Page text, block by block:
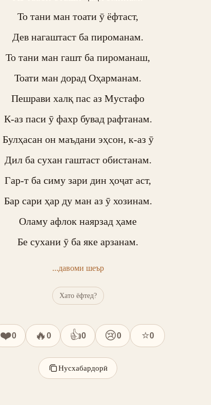
То тани ман тоати ӯ ёфтаст,
Дев нагаштаст ба пироманам.
То тани ман гашт ба пироманаш,
Тоати ман дорад Оҳарманам.
Пешрави халқ пас аз Мустафо
К-аз паси ӯ фахр бувад рафтанам.
Булҳасан он маъдани эҳсон, к-аз ӯ
Дил ба сухан гаштаст обистанам.
Гар-т ба симу зари дин ҳоҷат аст,
Бар сари ҳар ду ман аз ӯ хозинам.
Оламу афлок наярзад ҳаме
Бе сухани ӯ ба яке арзанам.
...давоми шеър
Хато ёфтед?
❤️0 🔥 0 👍0 😢0 ⭐0
Нусхабардорӣ